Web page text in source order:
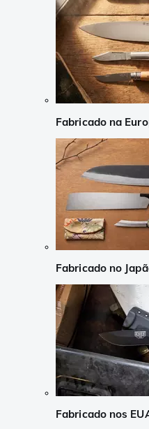
Fabricado na
Fabricado no
Fabricado nos